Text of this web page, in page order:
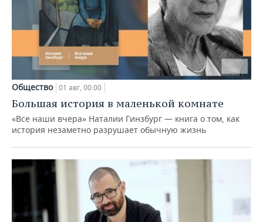
Общество 01 авг, 00:00
Большая история в маленькой комнате
«Все наши вчера» Наталии Гинзбург — книга о том, как
история незаметно разрушает обычную жизнь